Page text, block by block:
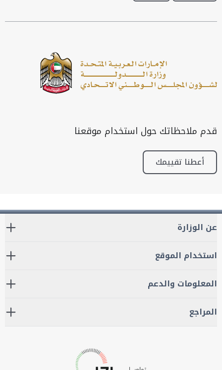
قدم ملاحظاتك حول استخدام موقعنا
أعطنا تقييمك
عن الوزارة
استخدام الموقع
المعلومات والدعم
المراجع